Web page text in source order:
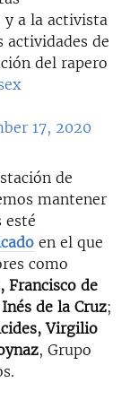
y a la activista
actividades de
del rapero
17, 2020
de
mantener
esté
en el que
como
Francisco de
de la Cruz;
Virgilio
, Grupo